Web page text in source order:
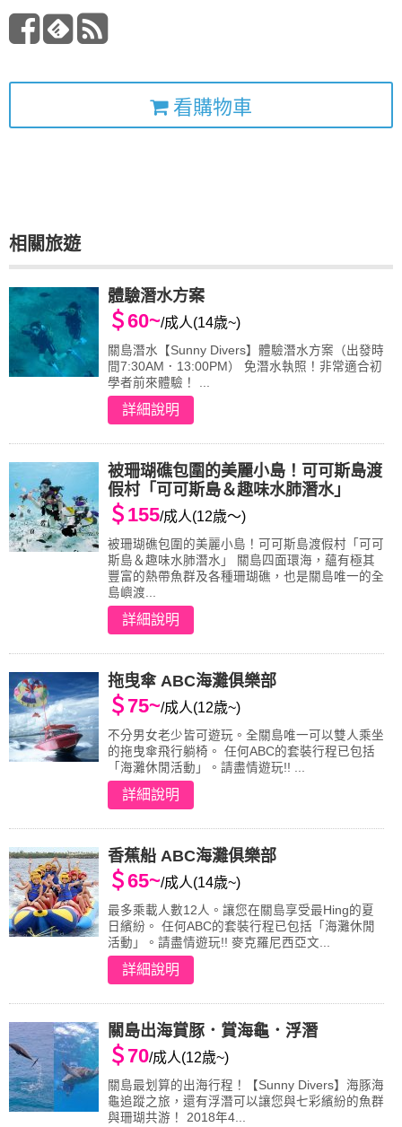
看購物車
相關旅遊
體驗潛水方案
＄60~/成人(14歳~)
關島潛水【Sunny Divers】體驗潛水方案（出發時
間7:30AM．13:00PM） 免潛水執照！非常適合初
學者前來體驗！ ...
詳細說明
被珊瑚礁包圍的美麗小島！可可斯島渡
假村「可可斯島＆趣味水肺潛水」
＄155/成人(12歳～)
被珊瑚礁包圍的美麗小島！可可斯島渡假村「可可
斯島＆趣味水肺潛水」 關島四面環海，蘊有極其
豐富的熱帶魚群及各種珊瑚礁，也是關島唯一的全
島嶼渡...
詳細說明
拖曳傘 ABC海灘俱樂部
＄75~/成人(12歳~)
不分男女老少皆可遊玩。全關島唯一可以雙人乘坐
的拖曳傘飛行躺椅。 任何ABC的套裝行程已包括
「海灘休閒活動」。請盡情遊玩!! ...
詳細說明
香蕉船 ABC海灘俱樂部
＄65~/成人(14歳~)
最多乘載人數12人。讓您在關島享受最Hing的夏
日繽紛。 任何ABC的套裝行程已包括「海灘休閒
活動」。請盡情遊玩!! 麥克羅尼西亞文...
詳細說明
關島出海賞豚．賞海龜．浮潛
＄70/成人(12歳~)
關島最划算的出海行程！【Sunny Divers】海豚海
龜追蹤之旅，還有浮潛可以讓您與七彩繽紛的魚群
與珊瑚共游！ 2018年4...